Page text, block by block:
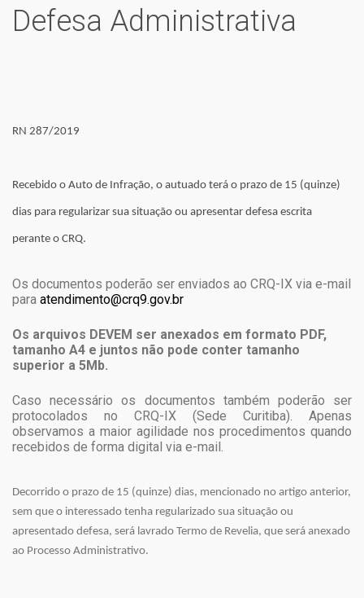
Defesa Administrativa
RN 287/2019
Recebido o Auto de Infração, o autuado terá o prazo de 15 (quinze)
dias para regularizar sua situação ou apresentar defesa escrita
perante o CRQ.
Os documentos poderão ser enviados ao CRQ-IX via e-mail
para atendimento@crq9.gov.br
Os arquivos DEVEM ser anexados em formato PDF,
tamanho A4 e juntos não pode conter tamanho
superior a 5Mb.
Caso necessário os documentos também poderão ser
protocolados no CRQ-IX (Sede Curitiba). Apenas
observamos a maior agilidade nos procedimentos quando
recebidos de forma digital via e-mail.
Decorrido o prazo de 15 (quinze) dias, mencionado no artigo anterior,
sem que o interessado tenha regularizado sua situação ou
apresentado defesa, será lavrado Termo de Revelia, que será anexado
ao Processo Administrativo.